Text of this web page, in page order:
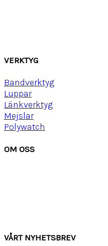
VERKTYG
Bandverktyg
Luppar
Länkverktyg
Mejslar
Polywatch
OM OSS
VÅRT NYHETSBREV